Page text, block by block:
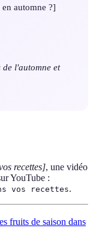
automne ?]
de l'automne et
recettes], une vidéo
YouTube :
vos recettes.
fruits de saison dans